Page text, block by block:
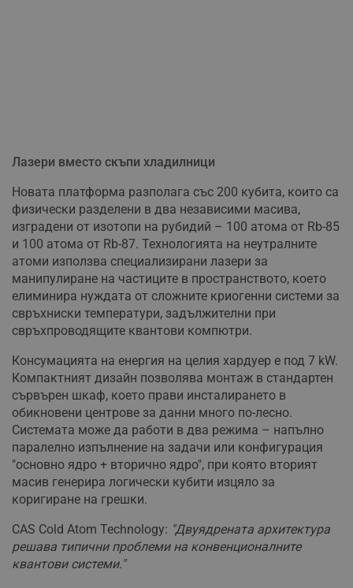
Лазери вместо скъпи хладилници
Новата платформа разполага със 200 кубита, които са
физически разделени в два независими масива,
изградени от изотопи на рубидий – 100 атома от Rb-85
и 100 атома от Rb-87. Технологията на неутралните
атоми използва специализирани лазери за
манипулиране на частиците в пространството, което
елиминира нуждата от сложните криогенни системи за
свръхниски температури, задължителни при
свръхпроводящите квантови компютри.
Консумацията на енергия на целия хардуер е под 7 kW.
Компактният дизайн позволява монтаж в стандартен
сървърен шкаф, което прави инсталирането в
обикновени центрове за данни много по-лесно.
Системата може да работи в два режима – напълно
паралелно изпълнение на задачи или конфигурация
"основно ядро + вторично ядро", при която вторият
масив генерира логически кубити изцяло за
коригиране на грешки.
CAS Cold Atom Technology: "Двуядрената архитектура
решава типични проблеми на конвенционалните
квантови системи."